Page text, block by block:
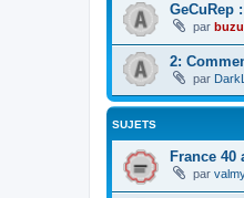
GeCuRep
par
2:
par
SUJETS
France 40
par